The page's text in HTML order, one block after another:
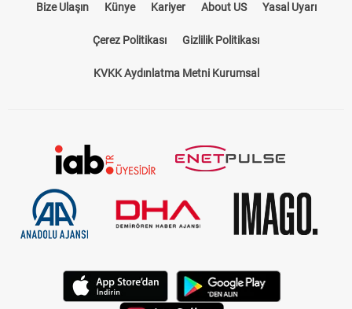
Bize Ulaşın Künye Kariyer About US Yasal Uyarı
Çerez Politikası Gizlilik Politikası
KVKK Aydınlatma Metni Kurumsal